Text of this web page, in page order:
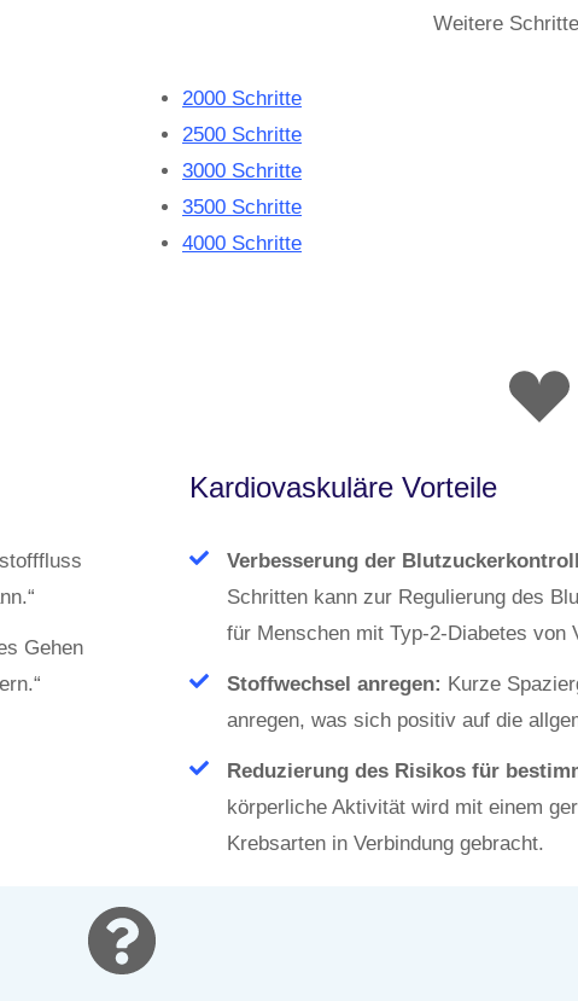
Weitere Schritte
2000 Schritte
2500 Schritte
3000 Schritte
3500 Schritte
4000 Schritte
Gehen
Kardiovaskuläre Vorteile
Verbesserung der
Schritten kann zur Regulierung des
für Menschen mit Typ-2-Diabetes von
Stoffwechsel anregen: Kurze
anregen, was sich positiv auf die
Reduzierung des Risikos für
körperliche Aktivität wird mit einem
Krebsarten in Verbindung gebracht.